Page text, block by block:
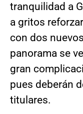
tranquilidad a
a gritos
con dos
panorama se
gran
pues deberán
titulares.